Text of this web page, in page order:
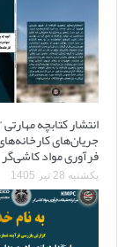
انتشار کتابچه
جریان‌های
فرآوری مواد کاشی‌گر
یکشنبه 28 تیر 1405